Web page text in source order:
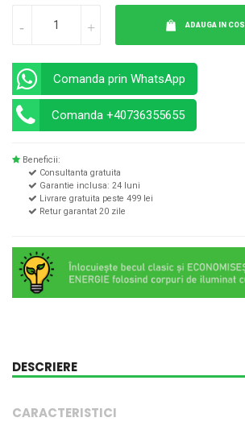
ADAUGA IN COS
Comanda prin WhatsApp
Comanda +40736355655
Beneficii:
Consultanta gratuita
Garantie inclusa: 24 luni
Livrare gratuita peste 499 lei
Retur garantat 20 zile
DESCRIERE
CARACTERISTICI